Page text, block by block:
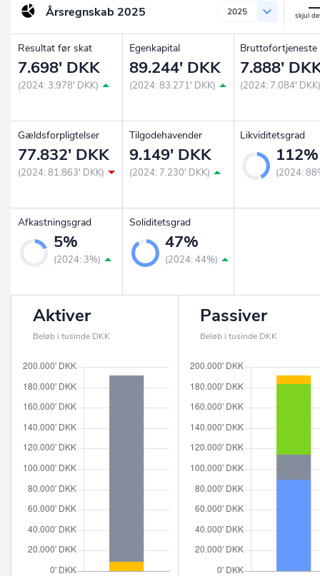
Årsregnskab 2025 2025
Resultat før skat
7.698' DKK
(2024: 3.978' DKK)
Egenkapital
89.244' DKK
(2024: 83.271' DKK)
Bruttofortjeneste
7.888'
(2024: 7.084'
Gældsforpligtelser
77.832' DKK
(2024: 81.863' DKK)
Tilgodehavender
9.149' DKK
(2024: 7.230' DKK)
Likviditetsgrad
112%
(2024:
Afkastningsgrad
5%
(2024: 3%)
Soliditetsgrad
47%
(2024: 44%)
Aktiver
Beløb i tusinde DKK
Passiver
Beløb i tusinde DKK